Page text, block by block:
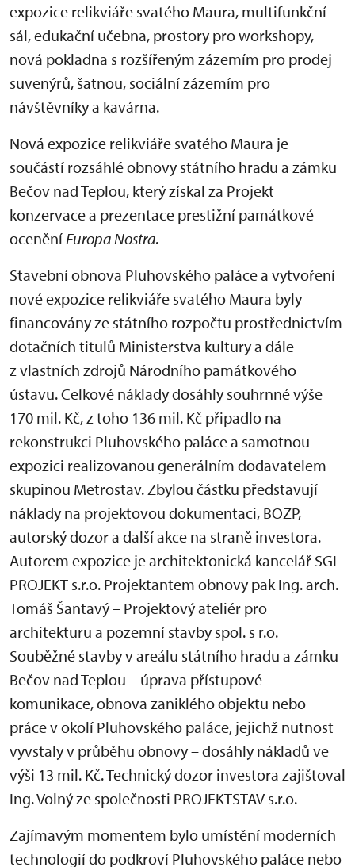
expozice relikviáře svatého Maura, multifunkční
sál, edukační učebna, prostory pro workshopy,
nová pokladna s rozšířeným zázemím pro prodej
suvenýrů, šatnou, sociální zázemím pro
návštěvníky a kavárna.
Nová expozice relikviáře svatého Maura je
součástí rozsáhlé obnovy státního hradu a zámku
Bečov nad Teplou, který získal za Projekt
konzervace a prezentace prestižní památkové
ocenění Europa Nostra.
Stavební obnova Pluhovského paláce a vytvoření
nové expozice relikviáře svatého Maura byly
financovány ze státního rozpočtu prostřednictvím
dotačních titulů Ministerstva kultury a dále
z vlastních zdrojů Národního památkového
ústavu. Celkové náklady dosáhly souhrnné výše
170 mil. Kč, z toho 136 mil. Kč připadlo na
rekonstrukci Pluhovského paláce a samotnou
expozici realizovanou generálním dodavatelem
skupinou Metrostav. Zbylou částku představují
náklady na projektovou dokumentaci, BOZP,
autorský dozor a další akce na straně investora.
Autorem expozice je architektonická kancelář SGL
PROJEKT s.r.o. Projektantem obnovy pak Ing. arch.
Tomáš Šantavý – Projektový ateliér pro
architekturu a pozemní stavby spol. s r.o.
Souběžné stavby v areálu státního hradu a zámku
Bečov nad Teplou – úprava přístupové
komunikace, obnova zaniklého objektu nebo
práce v okolí Pluhovského paláce, jejichž nutnost
vyvstaly v průběhu obnovy – dosáhly nákladů ve
výši 13 mil. Kč. Technický dozor investora zajištoval
Ing. Volný ze společnosti PROJEKTSTAV s.r.o.
Zajímavým momentem bylo umístění moderních
technologií do podkroví Pluhovského paláce nebo